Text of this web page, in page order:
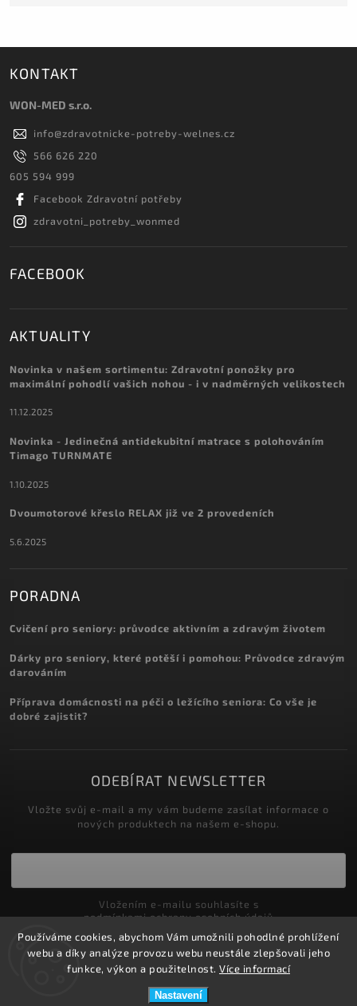
Používáme cookies, abychom Vám umožnili pohodlné prohlížení
webu a díky analýze provozu webu neustále zlepšovali jeho
funkce, výkon a použitelnost. Více informací
Nastavení
KONTAKT
WON-MED s.r.o.
info@zdravotnicke-potreby-welnes.cz
566 626 220
605 594 999
Facebook Zdravotní potřeby
zdravotni_potreby_wonmed
FACEBOOK
AKTUALITY
Novinka v našem sortimentu: Zdravotní ponožky pro
maximální pohodlí vašich nohou - i v nadměrných velikostech
11.12.2025
Novinka - Jedinečná antidekubitní matrace s polohováním
Timago TURNMATE
1.10.2025
Dvoumotorové křeslo RELAX již ve 2 provedeních
5.6.2025
PORADNA
Cvičení pro seniory: průvodce aktivním a zdravým životem
Dárky pro seniory, které potěší i pomohou: Průvodce zdravým
darováním
Příprava domácnosti na péči o ležícího seniora: Co vše je
dobré zajistit?
ODEBÍRAT NEWSLETTER
Vložte svůj e-mail a my vám budeme zasílat informace o
nových produktech na našem e-shopu.
podmínkami ochrany osobních údajů
Přihlásit se